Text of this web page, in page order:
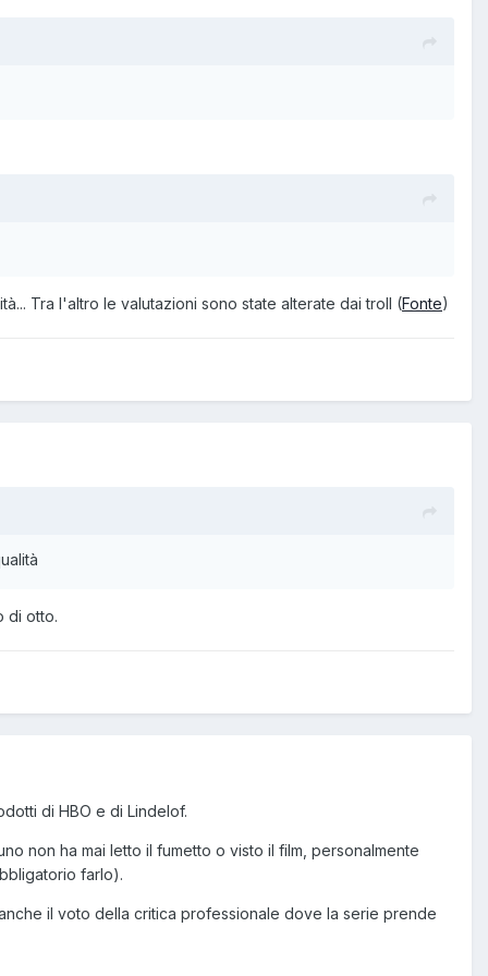
Tra l'altro le valutazioni sono state alterate dai troll (Fonte)
di otto.
di HBO e di Lindelof.
non ha mai letto il fumetto o visto il film, personalmente
farlo).
il voto della critica professionale dove la serie prende